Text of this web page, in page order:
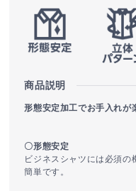
商品説明
形態安定加工でお手入れが
〇形態安定
ビジネスシャツには必須の
簡単です。